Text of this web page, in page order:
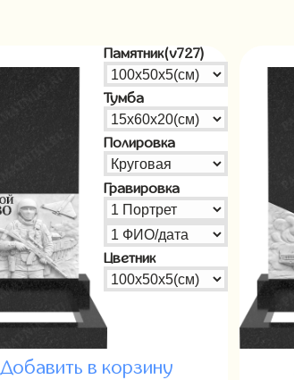
Памятник(v727)
Тумба
Полировка
Гравировка
Цветник
Добавить в корзину